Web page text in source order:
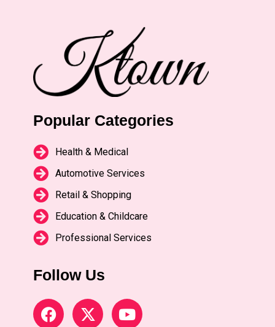
Popular Categories
Health & Medical
Automotive Services
Retail & Shopping
Education & Childcare
Professional Services
Follow Us